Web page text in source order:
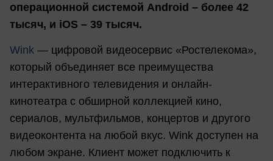
операционной системой Android – более 42
тысяч, и iOS – 39 тысяч.
Wink — цифровой видеосервис «Ростелекома»,
который объединяет все преимущества
интерактивного телевидения и онлайн-
кинотеатра с обширной коллекцией кино,
сериалов, мультфильмов, концертов и другого
видеоконтента на любой вкус. Wink доступен на
любом экране. Клиент может подключить к